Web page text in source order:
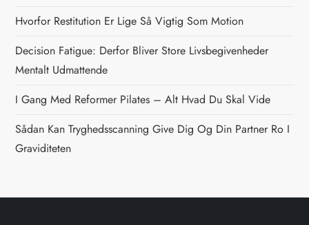
a
v
i
g
a
i
Hvorfor Restitution Er Lige Så Vigtig Som Motion
Decision Fatigue: Derfor Bliver Store Livsbegivenheder
Mentalt Udmattende
I Gang Med Reformer Pilates – Alt Hvad Du Skal Vide
Sådan Kan Tryghedsscanning Give Dig Og Din Partner Ro I
Graviditeten